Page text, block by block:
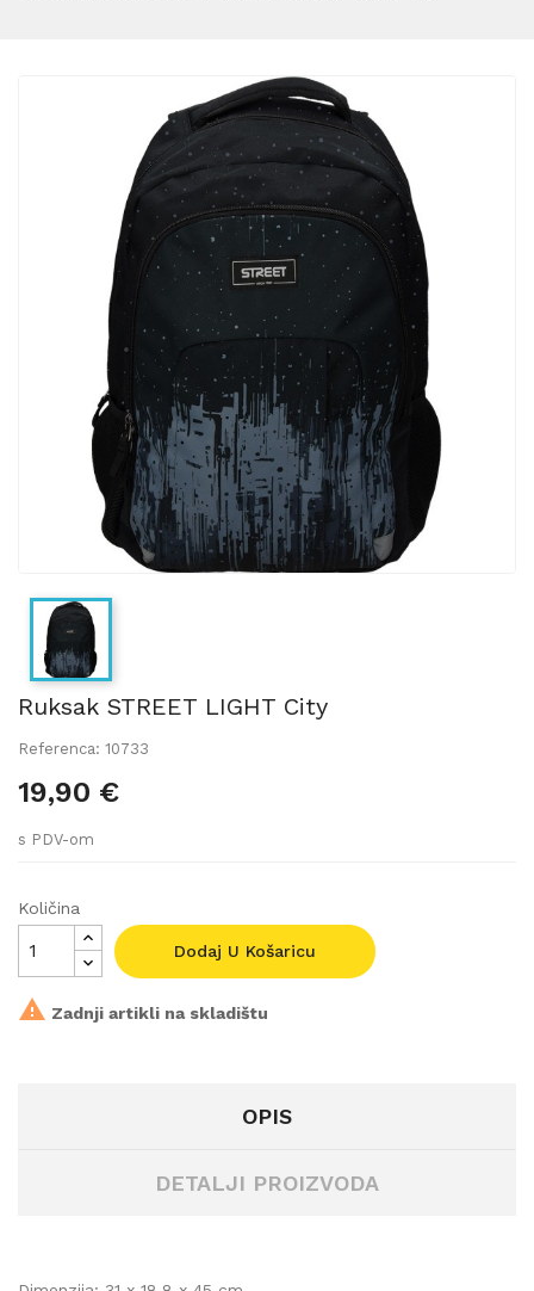
Ruksak STREET LIGHT City
Referenca: 10733
19,90 €
s PDV-om
Količina
Dodaj U Košaricu
 Zadnji artikli na skladištu
OPIS
DETALJI PROIZVODA